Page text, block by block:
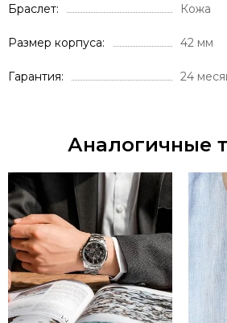
Браслет Кожа
Размер корпуса 42 мм
Гарантия 24
Аналогичные